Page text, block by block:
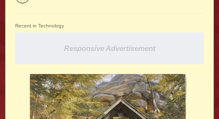
Recent in Technology
Responsive Advertisement